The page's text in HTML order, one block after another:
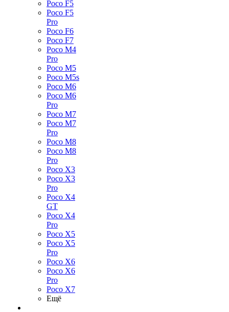
Poco F5
Poco F5
Pro
Poco F6
Poco F7
Poco M4
Pro
Poco M5
Poco M5s
Poco M6
Poco M6
Pro
Poco M7
Poco M7
Pro
Poco M8
Poco M8
Pro
Poco X3
Poco X3
Pro
Poco X4
GT
Poco X4
Pro
Poco X5
Poco X5
Pro
Poco X6
Poco X6
Pro
Poco X7
Ещё